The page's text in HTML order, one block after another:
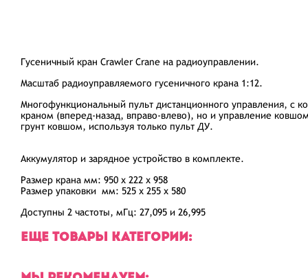
Гусеничный кран Crawler Crane на радиоуправлении.
Масштаб радиоуправляемого гусеничного крана 1:12.
Многофункциональный пульт дистанционного управления, с
краном (вперед-назад, вправо-влево), но и управление
грунт ковшом, используя только пульт ДУ.
Аккумулятор и зарядное устройство в комплекте.
Размер крана мм: 950 х 222 х 958
Размер упаковки мм: 525 х 255 х 580
Доступны 2 частоты, мГц: 27,095 и 26,995
ЕЩЕ ТОВАРЫ КАТЕГОРИИ: